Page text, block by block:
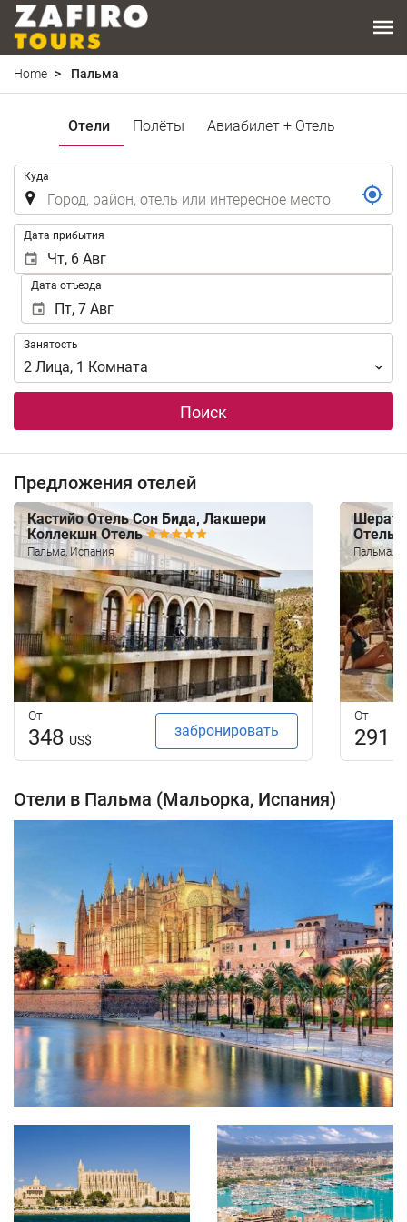
Home Пальма
Отели Полёты Авиабилет + Отель
Куда
Дата прибытия
Дата отъезда
Занятость
Занятость
2 Лица, 1 Комната
Поиск
Предложения отелей
Кастийо Отель Сон Бида, Лакшери
Коллекшн Отель
Пальма, Испания
От
348 US$
забронировать
Отель
Пальма,
От
291
Отели в Пальма (Мальорка, Испания)